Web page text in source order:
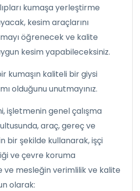
kumaşa yerleştirme
kesim araçlarını
öğrenecek ve kalite
kesim yapabileceksiniz.
kumaşın kaliteli bir giysi
olduğunu unutmayınız.
işletmenin genel çalışma
araç, gereç ve
bir şekilde kullanarak, işçi
ve çevre koruma
ve mesleğin verimlilik ve kalite
olarak: